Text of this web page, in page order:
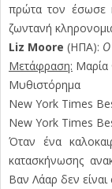
πρώτα τον έσωσε
ζωντανή
Liz Moore (ΗΠΑ): Ο
Μετάφραση: Μαρία
Μυθιστόρημα
New York Times
New York Times
Όταν ένα
κατασκήνωσης
Βαν Λάαρ δεν είναι